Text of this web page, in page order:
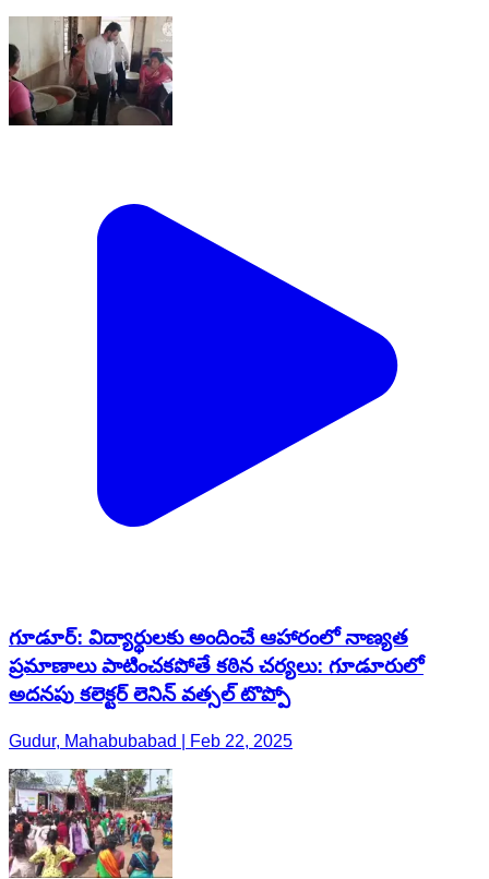
గూడూర్: విద్యార్థులకు అందించే ఆహారంలో నాణ్యత
ప్రమాణాలు పాటించకపోతే కఠిన చర్యలు: గూడూరులో
అదనపు కలెక్టర్ లెనిన్ వత్సల్ టొప్పో
Gudur, Mahabubabad | Feb 22, 2025